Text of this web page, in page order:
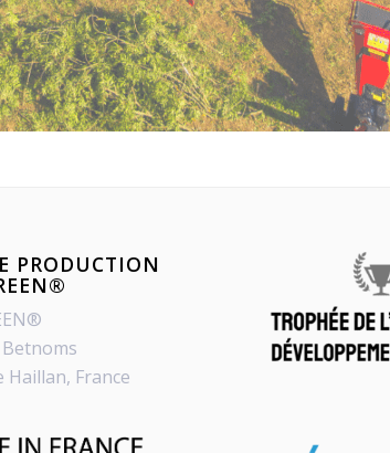
PRODUCTION
Haillan, France